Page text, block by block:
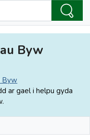
Byw
Byw
ar gael i helpu gyda